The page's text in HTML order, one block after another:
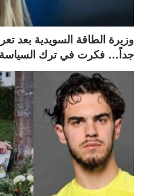
وزيرة الطاقة السويدية بعد
جداً… فكرت في ترك السياسة